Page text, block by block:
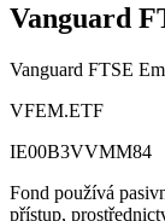
Vanguard
Vanguard FTSE
VFEM.ETF
IE00B3VVMM84
Fond používá
přístup,